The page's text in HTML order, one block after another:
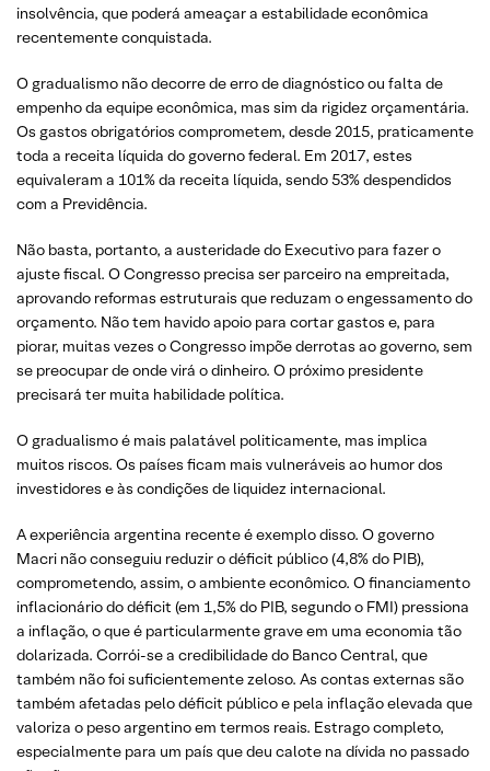
insolvência, que poderá ameaçar a estabilidade econômica
recentemente conquistada.
O gradualismo não decorre de erro de diagnóstico ou falta de
empenho da equipe econômica, mas sim da rigidez orçamentária.
Os gastos obrigatórios comprometem, desde 2015, praticamente
toda a receita líquida do governo federal. Em 2017, estes
equivaleram a 101% da receita líquida, sendo 53% despendidos
com a Previdência.
Não basta, portanto, a austeridade do Executivo para fazer o
ajuste fiscal. O Congresso precisa ser parceiro na empreitada,
aprovando reformas estruturais que reduzam o engessamento do
orçamento. Não tem havido apoio para cortar gastos e, para
piorar, muitas vezes o Congresso impõe derrotas ao governo, sem
se preocupar de onde virá o dinheiro. O próximo presidente
precisará ter muita habilidade política.
O gradualismo é mais palatável politicamente, mas implica
muitos riscos. Os países ficam mais vulneráveis ao humor dos
investidores e às condições de liquidez internacional.
A experiência argentina recente é exemplo disso. O governo
Macri não conseguiu reduzir o déficit público (4,8% do PIB),
comprometendo, assim, o ambiente econômico. O financiamento
inflacionário do déficit (em 1,5% do PIB, segundo o FMI) pressiona
a inflação, o que é particularmente grave em uma economia tão
dolarizada. Corrói-se a credibilidade do Banco Central, que
também não foi suficientemente zeloso. As contas externas são
também afetadas pelo déficit público e pela inflação elevada que
valoriza o peso argentino em termos reais. Estrago completo,
especialmente para um país que deu calote na dívida no passado